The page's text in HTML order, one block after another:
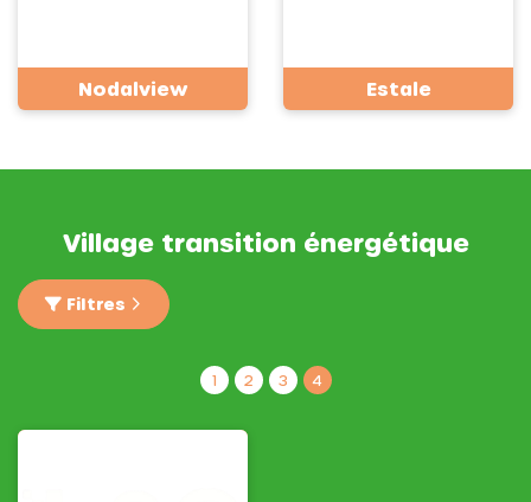
Nodalview Estale
Village transition énergétique
Filtres
1 2 3 4